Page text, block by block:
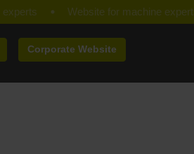
Corporate Website